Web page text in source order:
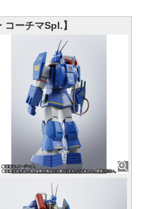
コーチマSpl.】